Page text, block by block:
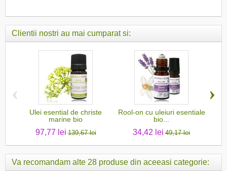
Clientii nostri au mai cumparat si:
Ulei esential de christe
marine bio
97,77 lei 139,67 lei
Rool-on cu uleiuri esentiale
bio...
34,42 lei 49,17 lei
‹ ›
Va recomandam alte 28 produse din aceeasi categorie: